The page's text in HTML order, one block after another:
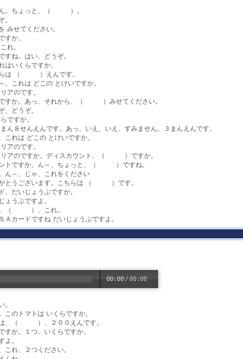
ん。ちょっと、（ ）。
。
せてください。
すか。
れ。
すね。はい、どうぞ。
はいくらですか。
らは （ ）えんです。
。これは どこの とけいですか。
アのです。
ですか。あっ、それから、（ ）みせてください。
、どうぞ。
ですか。
ん８せんえんです。あっ、いえ、いえ、すみません。３まんえんです。
これは どこの とけいですか。
アのです。
リアのですか。ディスカウント、（ ）ですか。
ントですか。ん～、ちょっと、（ ）ですね。
ん～、じゃ、これをください
がとうございます。こちらは （ ）です。
、だいじょうぶですか。
ょうぶですよ。
。（ ）、これ。
Ａカードですね だいじょうぶですよ。
00:00 /00:00
。
このトマトは いくらですか。
は、（ ）、２００えんです。
すか。１つ、いくらですか。
。
これ、２つください。